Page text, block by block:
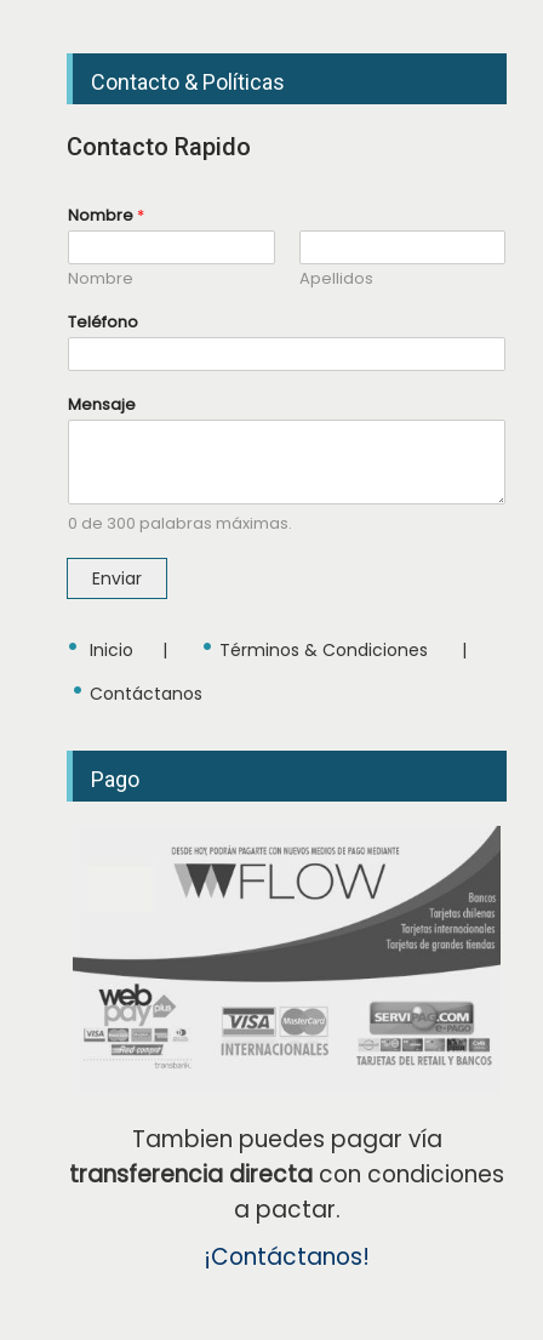
Contacto & Políticas
Contacto Rapido
Nombre *
Nombre
Apellidos
T
e
é
o
n
n
s
j
M
n
Teléfono
Mensaje
0 de 300 palabras máximas.
Enviar
• Inicio | • Términos & Condiciones |
• Contáctanos
Pago
Tambien puedes pagar vía
transferencia directa con condiciones
a pactar.
¡Contáctanos!